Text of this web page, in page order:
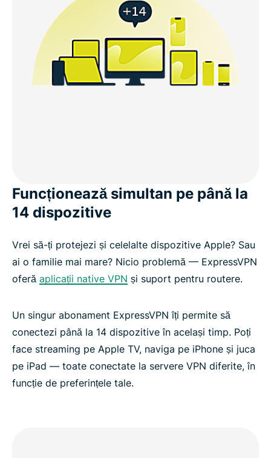
Funcționează simultan pe până la
14 dispozitive
Vrei să-ți protejezi și celelalte dispozitive Apple? Sau
ai o familie mai mare? Nicio problemă — ExpressVPN
oferă aplicații native VPN și suport pentru routere.
Un singur abonament ExpressVPN îți permite să
conectezi până la 14 dispozitive în același timp. Poți
face streaming pe Apple TV, naviga pe iPhone și juca
pe iPad — toate conectate la servere VPN diferite, în
funcție de preferințele tale.